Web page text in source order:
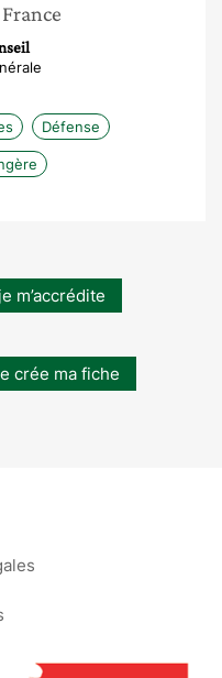
Défense
m’accrédite
crée ma fiche